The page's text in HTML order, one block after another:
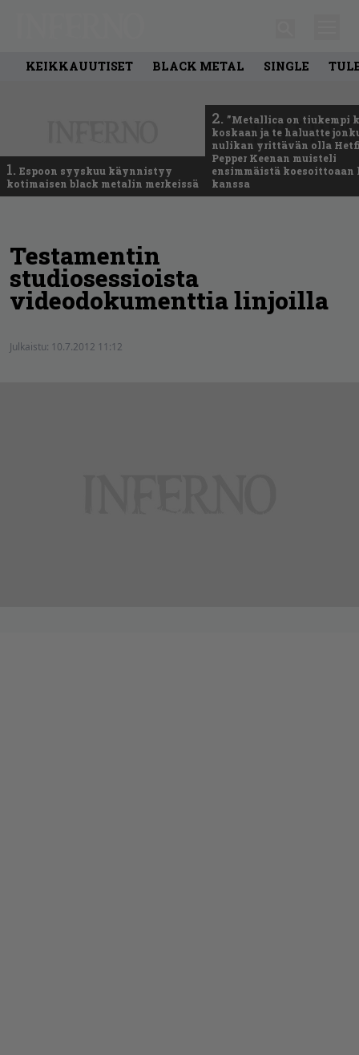
KEIKKAUUTISET BLACK METAL SINGLE
1. Espoon syyskuu käynnistyy
kotimaisen black metalin merkeissä
2. ”Metallica on tiukempi
koskaan ja te haluatte
nulikan yrittävän olla
Pepper Keenan muisteli
ensimmäistä
kanssa
Testamentin
studiosessioista
videodokumenttia linjoilla
Julkaistu: 10.7.2012 11:12